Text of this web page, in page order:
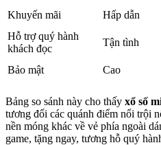
Khuyến mãi
Hấp dẫn
Hỗ trợ quý hành
khách đọc
Tận tình
Bảo mật
Cao
Bảng so sánh này cho thấy xổ số
tương đối các quánh điểm nổi trội
nền móng khác về vẻ phía ngoài
game, tặng ngay, tương hỗ quý